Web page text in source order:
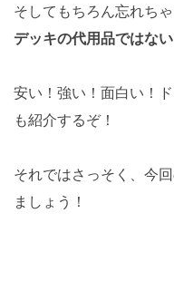
そしてもちろん忘れち
デッキの代用品ではない
安い！強い！面白い！
も紹介するぞ！
それではさっそく、今
ましょう！